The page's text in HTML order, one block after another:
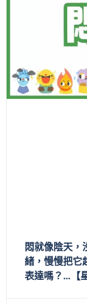
悶就像陰天，
緒，慢慢把它
表達嗎？…【